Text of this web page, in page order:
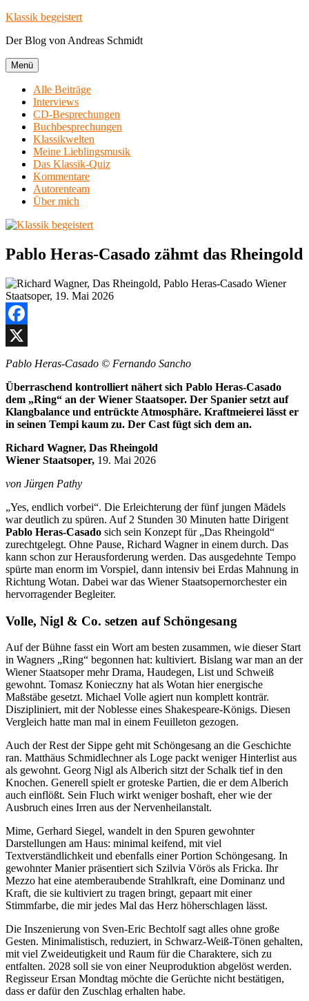
Zum
springen
Klassik begeistert
Der Blog von Andreas Schmidt
Menü
Alle Beiträge
Interviews
CD-Besprechungen
Buchbesprechungen
Klassikwelten
Meine Lieblingsmusik
Das Klassik-Quiz
Kommentare
Autorenteam
Über mich
Pablo Heras-Casado zähmt das Rheingold
Facebook
X
Pablo Heras-Casado © Fernando Sancho
Überraschend kontrolliert nähert sich Pablo Heras-Casado
dem „Ring“ an der Wiener Staatsoper. Der Spanier setzt auf
Klangbalance und entrückte Atmosphäre. Kraftmeierei lässt er
in seinen Tempi kaum zu. Der Cast fügt sich dem an.
Richard Wagner, Das Rheingold
Wiener Staatsoper, 19. Mai 2026
von Jürgen Pathy
„Yes, endlich vorbei“. Die Erleichterung der fünf jungen Mädels
war deutlich zu spüren. Auf 2 Stunden 30 Minuten hatte Dirigent
Pablo Heras-Casado sich sein Konzept für „Das Rheingold“
zurechtgelegt. Ohne Pause, Richard Wagner in einem durch. Das
kann schon zur Herausforderung werden. Das ausgedehnte Tempo
spürte man enorm im Vorspiel, dann intensiv bei Erdas Mahnung in
Richtung Wotan. Dabei war das Wiener Staatsopernorchester ein
hervorragender Begleiter.
Volle, Nigl & Co. setzen auf Schöngesang
Auf der Bühne fasst ein Wort am besten zusammen, wie dieser Start
in Wagners „Ring“ begonnen hat: kultiviert. Bislang war man an der
Wiener Staatsoper mehr Drama, Haudegen, List und Schweiß
gewohnt. Tomasz Konieczny hat als Wotan hier energische
Maßstäbe gesetzt. Michael Volle agiert nun komplett konträr.
Diszipliniert, mit der Noblesse eines Shakespeare-Königs. Diesen
Vergleich hatte man mal in einem Feuilleton gezogen.
Auch der Rest der Sippe geht mit Schöngesang an die Geschichte
ran. Matthäus Schmidlechner als Loge packt weniger Hinterlist aus
als gewohnt. Georg Nigl als Alberich sitzt der Schalk tief in den
Knochen. Generell spielt er groteske Partien, die er dem Alberich
auch einflößt. Sein Fluch wirkt weniger boshaft, eher wie der
Ausbruch eines Irren aus der Nervenheilanstalt.
Mime, Gerhard Siegel, wandelt in den Spuren gewohnter
Darstellungen am Haus: minimal keifend, mit viel
Textverständlichkeit und ebenfalls einer Portion Schöngesang. In
gewohnter Manier präsentiert sich Szilvia Vörös als Fricka. Ihr
Mezzo hat eine atemberaubende Strahlkraft, eine Dominanz und
Kraft, die sie kultiviert zu tragen bringt, gepaart mit einer
Stimmfarbe, die mir jedes Mal das Herz höherschlagen lässt.
Die Inszenierung von Sven-Eric Bechtolf sagt alles ohne große
Gesten. Minimalistisch, reduziert, in Schwarz-Weiß-Tönen gehalten,
mit viel Zweideutigkeit und Raum für die Charaktere, sich zu
entfalten. 2028 soll sie von einer Neuproduktion abgelöst werden.
Regisseur Ersan Mondtag möchte die Gerüchte nicht bestätigen,
dass er dafür den Zuschlag erhalten habe.